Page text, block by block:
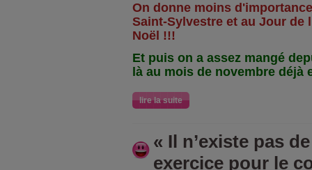
On donne moins
Saint-Sylvestre et au Jour de
Noël !!!
Et puis on a assez mangé
là au mois de novembre déjà
lire la suite
« Il n’existe pas
exercice pour le